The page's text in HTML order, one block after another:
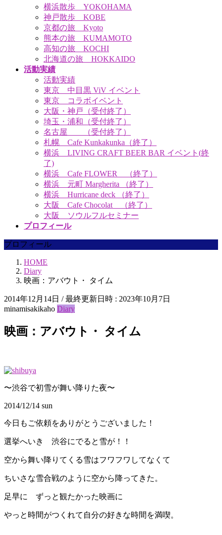
横浜散歩 YOKOHAMA
神戸散歩 KOBE
京都の旅 Kyoto
熊本の旅 KUMAMOTO
高知の旅 KOCHI
北海道の旅 HOKKAIDO
活動実績
活動実績
東京 中目黒 ViV イベント
東京 コラボイベント
大阪・神戸（受付終了）
埼玉・浦和（受付終了）
名古屋 （受付終了）
札幌 Cafe Kunkakunka（終了）
横浜 LIVING CRAFT BEER BAR イベント(終
了)
横浜 Cafe FLOWER （終了）
横浜 元町 Margherita （終了）
横浜 Hurricane deck （終了）
大阪 Cafe Chocolat （終了）
大阪 ソウルフルセミナー
プロフィール
プロフィール
HOME
Diary
映画：アバウト・ タイム
2014年12月14日 / 最終更新日時 : 2023年10月7日
minamisakikaho Diary
映画：アバウト・ タイム
〜渋谷で初雪が舞い降りた夜〜
2014/12/14 sun
今日もご依頼をありがとうございました！
選挙へいき 渋谷にでると雪が！！
空から舞い降りてくる雪はフワフワしてなくて
ちいさな雪合戦のように空から降ってきた。
足早に ずっと観たかった映画に
やっと時間がつくれて自分の好きな時間を満喫。